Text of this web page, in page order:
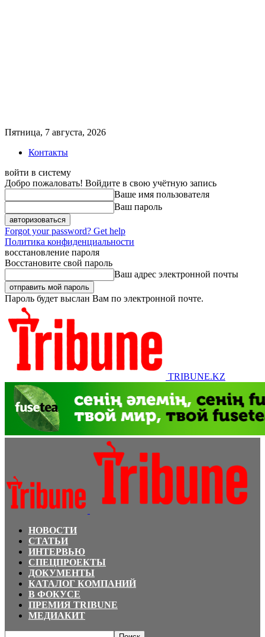
Пятница, 7 августа, 2026
Контакты
войти в систему
Добро пожаловать! Войдите в свою учётную запись
Ваше имя пользователя
Ваш пароль
Forgot your password? Get help
Политика конфиденциальности
восстановление пароля
Восстановите свой пароль
Ваш адрес электронной почты
Пароль будет выслан Вам по электронной почте.
TRIBUNE.KZ
НОВОСТИ
СТАТЬИ
ИНТЕРВЬЮ
СПЕЦПРОЕКТЫ
ДОКУМЕНТЫ
КАТАЛОГ КОМПАНИЙ
В ФОКУСЕ
ПРЕМИЯ TRIBUNE
МЕДИАКИТ